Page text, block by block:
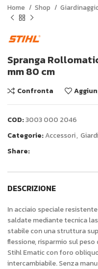
Home Shop
Spranga
mm 80 cm
Confronta
COD:3003 000 2046
Categorie:Accessori,
Share:
DESCRIZIONE
In acciaio speciale
saldate mediante tecnica
stabile con una struttura
flessione, risparmio sul
Stihl Ematic con foro
intercambiabile. Senza